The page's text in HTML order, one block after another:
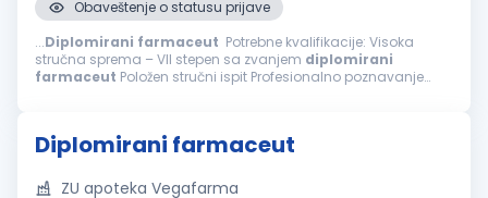
Obaveštenje o statusu prijave
...Diplomirani farmaceut Potrebne kvalifikacije: Visoka
stručna sprema – VII stepen sa zvanjem diplomirani
farmaceut Položen stručni ispit Profesionalno poznavanje
Diplomirani farmaceut
ZU apoteka Vegafarma